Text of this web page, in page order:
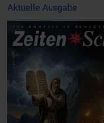
Aktuelle Ausgabe